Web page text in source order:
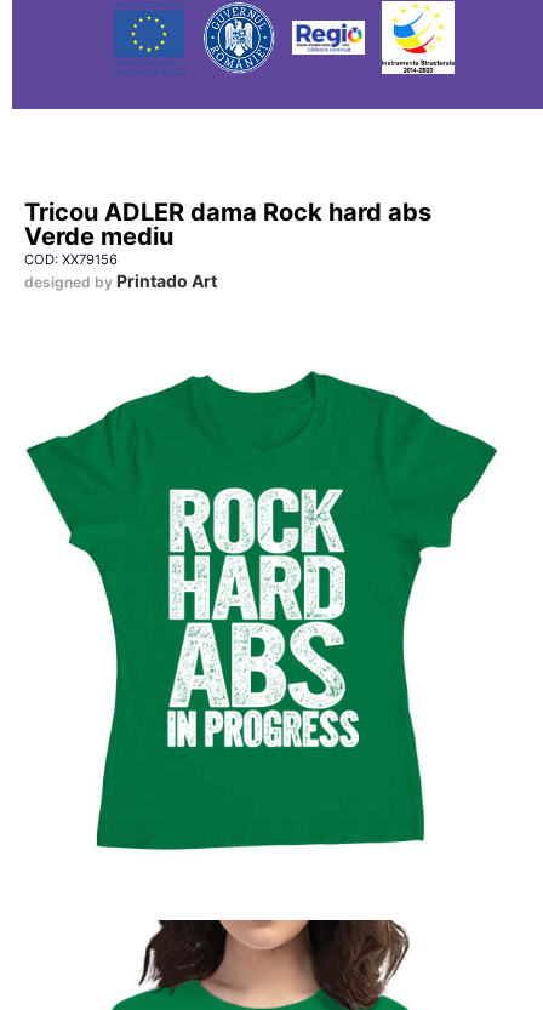
Tricou ADLER dama Rock hard abs
Verde mediu
COD: XX79156
designed by Printado Art